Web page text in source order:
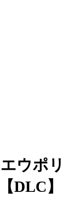
ウポリ
DLC】